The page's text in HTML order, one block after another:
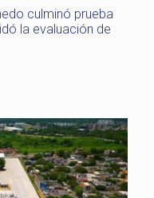
culminó prueba
la evaluación de